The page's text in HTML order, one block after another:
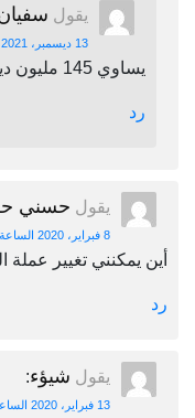
يقول
13 ديسمبر، 2021 الساعة 10:33 ص
يساوي 145 مليون دينار عراقي
رد
يقول حسني
8 فبراير، 2020 الساعة 3:59 م
أين يمكنني تغيير
رد
يقول شيؤء:
13 فبراير، 2020 الساعة 3:59 م